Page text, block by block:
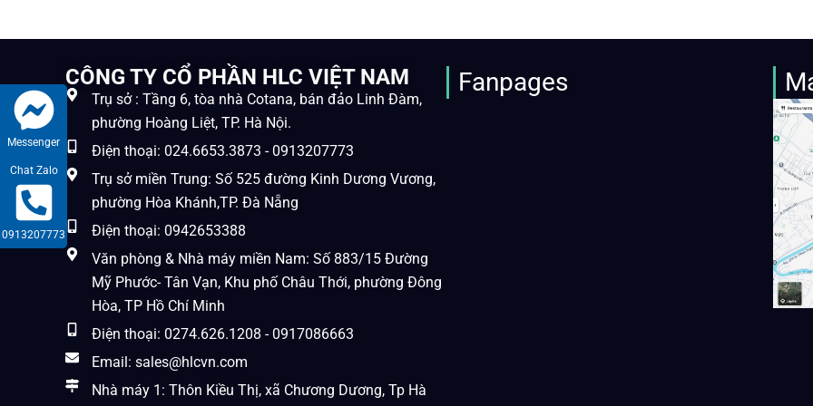
CÔNG TY CỔ PHẦN HLC VIỆT NAM
Trụ sở : Tầng 6, tòa nhà Cotana, bán đảo Linh Đàm,
phường Hoàng Liệt, TP. Hà Nội.
Điện thoại: 024.6653.3873 - 0913207773
Trụ sở miền Trung: Số 525 đường Kinh Dương Vương,
phường Hòa Khánh,TP. Đà Nẵng
Điện thoại: 0942653388
Văn phòng & Nhà máy miền Nam: Số 883/15 Đường
Mỹ Phước- Tân Vạn, Khu phố Châu Thới, phường Đông
Hòa, TP Hồ Chí Minh
Điện thoại: 0274.626.1208 - 0917086663
Email: sales@hlcvn.com
Nhà máy 1: Thôn Kiều Thị, xã Chương Dương, Tp Hà
Fanpages
Messenger
Chat Zalo
0913207773